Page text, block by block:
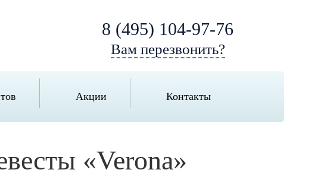
8 (495) 104-97-76
Вам перезвонить?
Акции Контакты
«Verona»